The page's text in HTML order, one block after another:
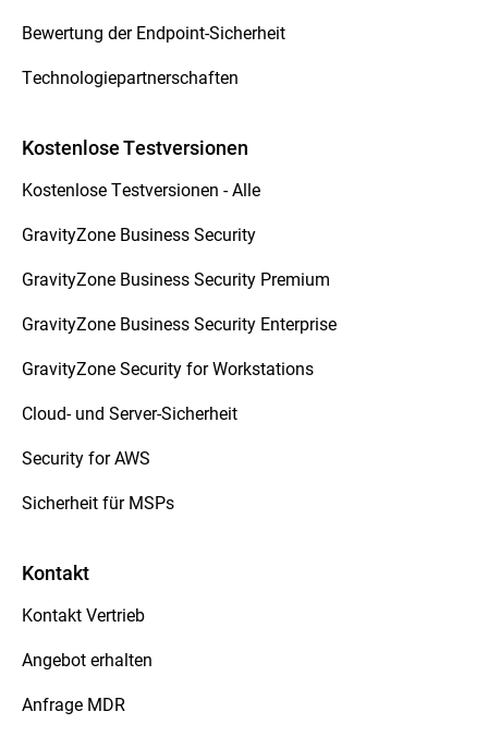
Bewertung der Endpoint-Sicherheit
Technologiepartnerschaften
Kostenlose Testversionen
Kostenlose Testversionen - Alle
GravityZone Business Security
GravityZone Business Security Premium
GravityZone Business Security Enterprise
GravityZone Security for Workstations
Cloud- und Server-Sicherheit
Security for AWS
Sicherheit für MSPs
Kontakt
Kontakt Vertrieb
Angebot erhalten
Anfrage MDR